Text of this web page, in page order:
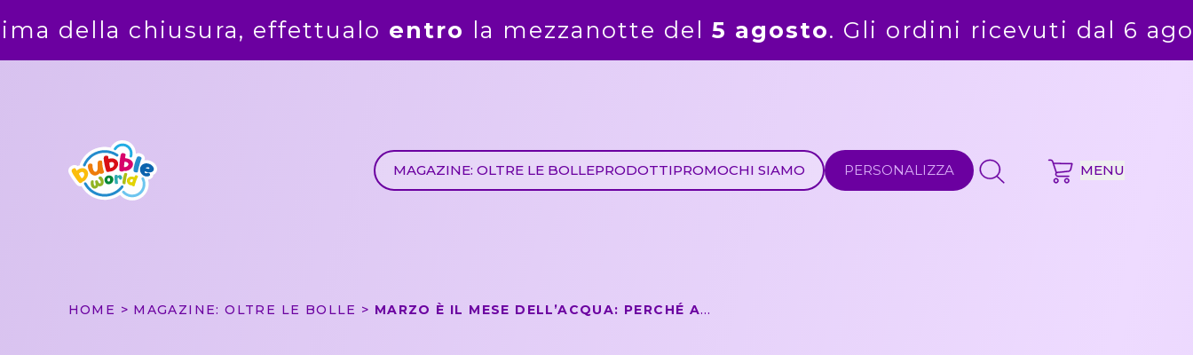
entrola mezzanotte del5 agosto. Gli ordini ricevuti dal 6 agosto saranno evasi
MAGAZINE: OLTRE LE BOLLEPRODOTTIPROMOCHI SIAMO PERSONALIZZA MENU
HOME MAGAZINE: OLTRE LE BOLLE MARZO È IL MESE DELL’ACQUA: PERCHÉ ANCHE LE BOLLE DI SAPONE BUBBLE WORLD POSSONO RACCONTARE UNA SCELTA RESPONSABILE